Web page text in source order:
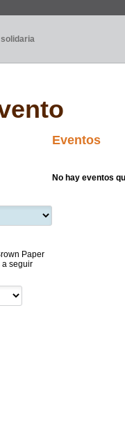
Paper
a seguir
Eventos
No hay eventos